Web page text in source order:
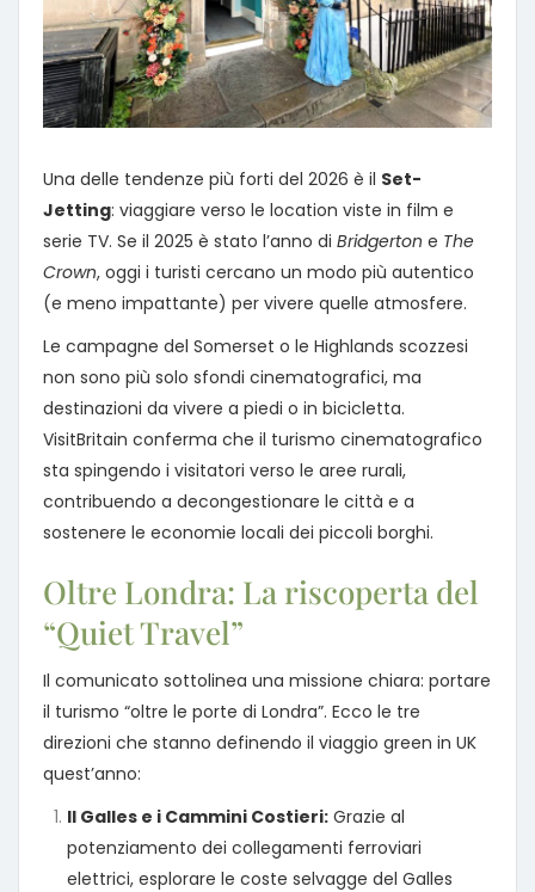
Una delle tendenze più forti del 2026 è il Set-
Jetting: viaggiare verso le location viste in film e
serie TV. Se il 2025 è stato l’anno di Bridgerton e The
Crown, oggi i turisti cercano un modo più autentico
(e meno impattante) per vivere quelle atmosfere.
Le campagne del Somerset o le Highlands scozzesi
non sono più solo sfondi cinematografici, ma
destinazioni da vivere a piedi o in bicicletta.
VisitBritain conferma che il turismo cinematografico
sta spingendo i visitatori verso le aree rurali,
contribuendo a decongestionare le città e a
sostenere le economie locali dei piccoli borghi.
Oltre Londra: La riscoperta del
“Quiet Travel”
Il comunicato sottolinea una missione chiara: portare
il turismo “oltre le porte di Londra”. Ecco le tre
direzioni che stanno definendo il viaggio green in UK
quest’anno:
Il Galles e i Cammini Costieri: Grazie al
potenziamento dei collegamenti ferroviari
elettrici, esplorare le coste selvagge del Galles